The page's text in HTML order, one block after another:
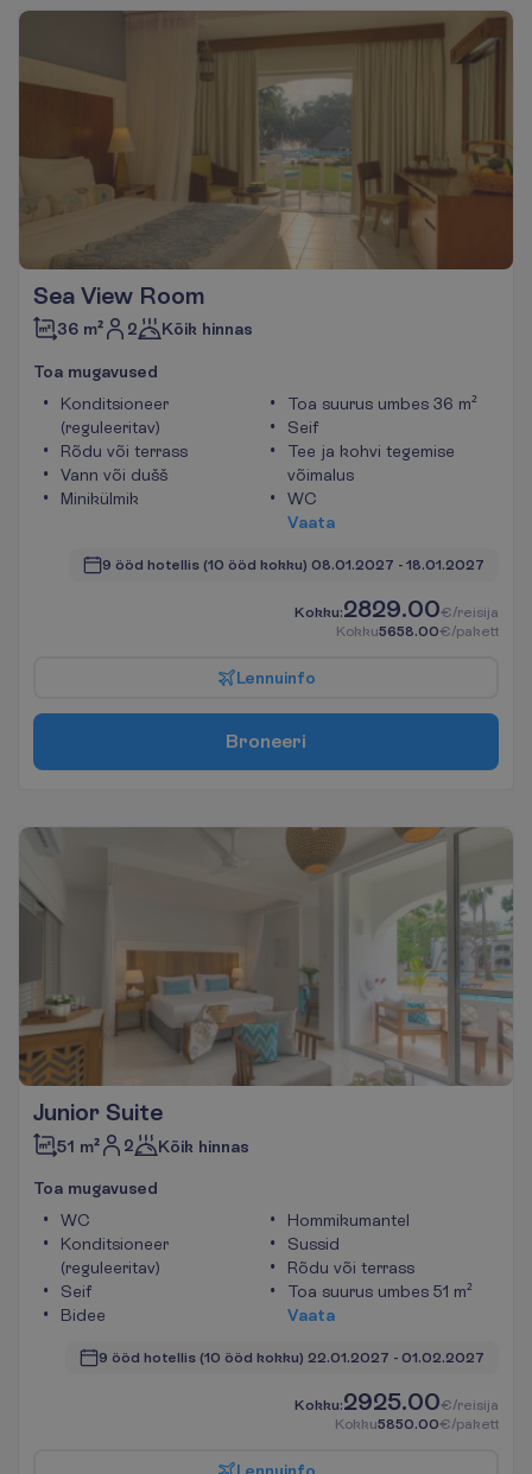
Sea View Room
36 m² 2 Kõik hinnas
Toa mugavused
Konditsioneer
(reguleeritav)
Rõdu või terrass
Vann või dušš
Minikülmik
Toa suurus umbes 36 m²
Seif
Tee ja kohvi tegemise
võimalus
WC
Vaata
9 ööd hotellis (10 ööd kokku) 08.01.2027 - 18.01.2027
Kokku:2829.00€/reisija
Kokku5658.00€/pakett
Lennuinfo
Broneeri
Junior Suite
51 m² 2 Kõik hinnas
Toa mugavused
WC
Konditsioneer
(reguleeritav)
Seif
Bidee
Hommikumantel
Sussid
Rõdu või terrass
Toa suurus umbes 51 m²
Vaata
9 ööd hotellis (10 ööd kokku) 22.01.2027 - 01.02.2027
Kokku:2925.00€/reisija
Kokku5850.00€/pakett